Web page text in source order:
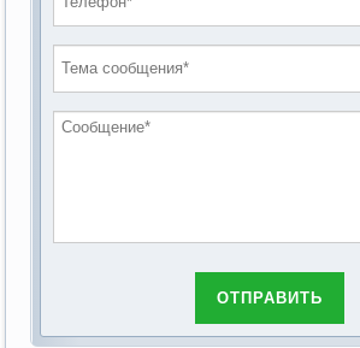
обсуждению Федерального закона
основах социального обслуживания
2019 год
2018 год
ОТПРАВИТЬ